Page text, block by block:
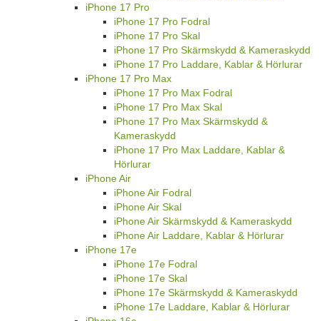
iPhone 17 Pro
iPhone 17 Pro Fodral
iPhone 17 Pro Skal
iPhone 17 Pro Skärmskydd & Kameraskydd
iPhone 17 Pro Laddare, Kablar & Hörlurar
iPhone 17 Pro Max
iPhone 17 Pro Max Fodral
iPhone 17 Pro Max Skal
iPhone 17 Pro Max Skärmskydd &
Kameraskydd
iPhone 17 Pro Max Laddare, Kablar &
Hörlurar
iPhone Air
iPhone Air Fodral
iPhone Air Skal
iPhone Air Skärmskydd & Kameraskydd
iPhone Air Laddare, Kablar & Hörlurar
iPhone 17e
iPhone 17e Fodral
iPhone 17e Skal
iPhone 17e Skärmskydd & Kameraskydd
iPhone 17e Laddare, Kablar & Hörlurar